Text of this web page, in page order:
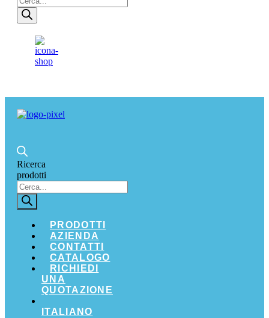
Ricerca
prodotti
PRODOTTI
AZIENDA
CONTATTI
CATALOGO
RICHIEDI
UNA
QUOTAZIONE
ITALIANO